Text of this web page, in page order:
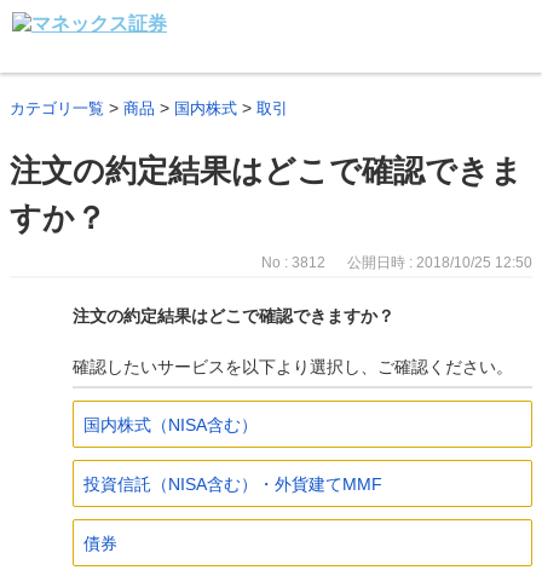
カテゴリ一覧 > 商品 > 国内株式 > 取引
注文の約定結果はどこで確認できま
すか？
No : 3812 公開日時 : 2018/10/25 12:50
注文の約定結果はどこで確認できますか？
確認したいサービスを以下より選択し、ご確認ください。
国内株式（NISA含む）
投資信託（NISA含む）・外貨建てMMF
債券